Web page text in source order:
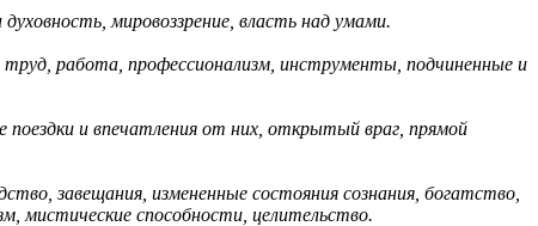
мировоззрение, власть над умами.
работа, профессионализм, инструменты, подчиненные и
поездки и впечатления от них, открытый враг, прямой
завещания, измененные состояния сознания, богатство,
мистические способности, целительство.